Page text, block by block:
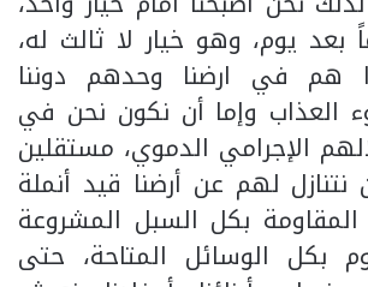
بعد يوم، وهو خيار لا ثالث له،
هم في ارضنا وحدهم دوننا
العذاب وإما أن نكون نحن في
الإجرامي الدموي، مستقلين
نتنازل لهم عن أرضنا قيد أنملة
بكل السبل المشروعة
بكل الوسائل المتاحة، حتى